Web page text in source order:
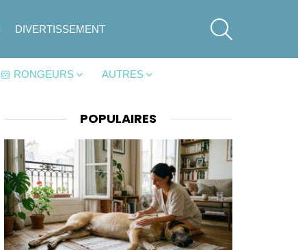
DIVERTISSEMENT
🐹 RONGEURS AUTRES
POPULAIRES